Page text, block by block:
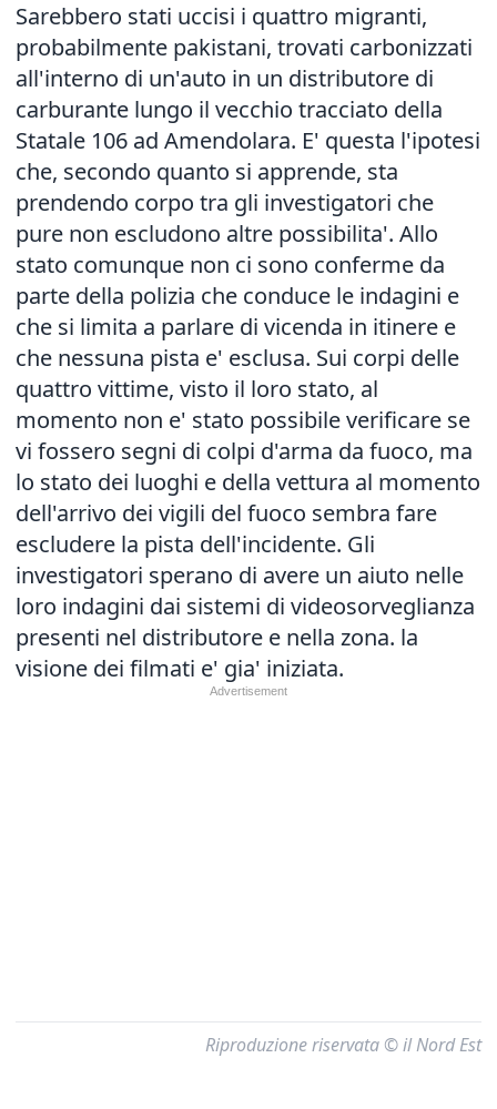
Sarebbero stati uccisi i quattro migranti,
probabilmente pakistani, trovati carbonizzati
all'interno di un'auto in un distributore di
carburante lungo il vecchio tracciato della
Statale 106 ad Amendolara. E' questa l'ipotesi
che, secondo quanto si apprende, sta
prendendo corpo tra gli investigatori che
pure non escludono altre possibilita'. Allo
stato comunque non ci sono conferme da
parte della polizia che conduce le indagini e
che si limita a parlare di vicenda in itinere e
che nessuna pista e' esclusa. Sui corpi delle
quattro vittime, visto il loro stato, al
momento non e' stato possibile verificare se
vi fossero segni di colpi d'arma da fuoco, ma
lo stato dei luoghi e della vettura al momento
dell'arrivo dei vigili del fuoco sembra fare
escludere la pista dell'incidente. Gli
investigatori sperano di avere un aiuto nelle
loro indagini dai sistemi di videosorveglianza
presenti nel distributore e nella zona. la
visione dei filmati e' gia' iniziata.
Riproduzione riservata © il Nord Est